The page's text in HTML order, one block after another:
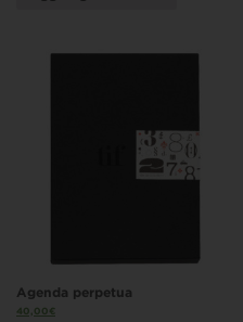
Agenda perpetua
40,00€